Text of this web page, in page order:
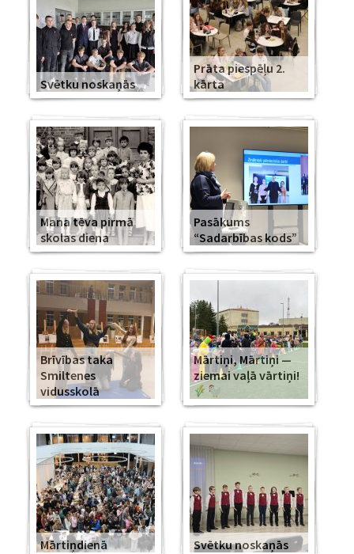
Svētku noskaņās
Prāta piespēļu 2.
kārta
Mana tēva pirmā
skolas diena
Pasākums
“Sadarbības kods”
Brīvības taka
Smiltenes
vidusskolā
Mārtiņi, Mārtiņi —
ziemai vaļā vārtiņi!
Mārtiņdienā Svētku noskaņās